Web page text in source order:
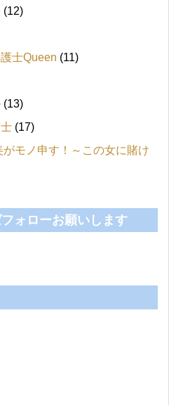
(12)
士Queen (11)
(13)
(17)
モノ申す！～この女に賭け
ォローお願いします